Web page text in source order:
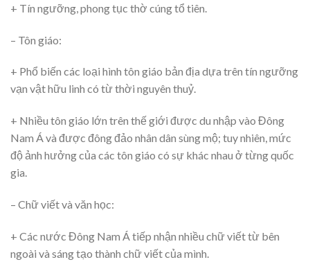
+ Tín ngưỡng, phong tục thờ cúng tổ tiên.
– Tôn giáo:
+ Phổ biến các loại hình tôn giáo bản địa dựa trên tín ngưỡng
vạn vật hữu linh có từ thời nguyên thuỷ.
+ Nhiều tôn giáo lớn trên thế giới được du nhập vào Đông
Nam Á và được đông đảo nhân dân sùng mộ; tuy nhiên, mức
độ ảnh hưởng của các tôn giáo có sự khác nhau ở từng quốc
gia.
– Chữ viết và văn học:
+ Các nước Đông Nam Á tiếp nhận nhiều chữ viết từ bên
ngoài và sáng tạo thành chữ viết của mình.